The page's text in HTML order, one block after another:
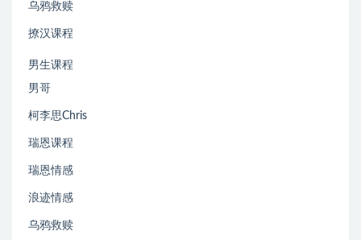
乌鸦救赎
撩汉课程
男生课程
男哥
柯李思Chris
瑞恩课程
瑞恩情感
浪迹情感
乌鸦救赎